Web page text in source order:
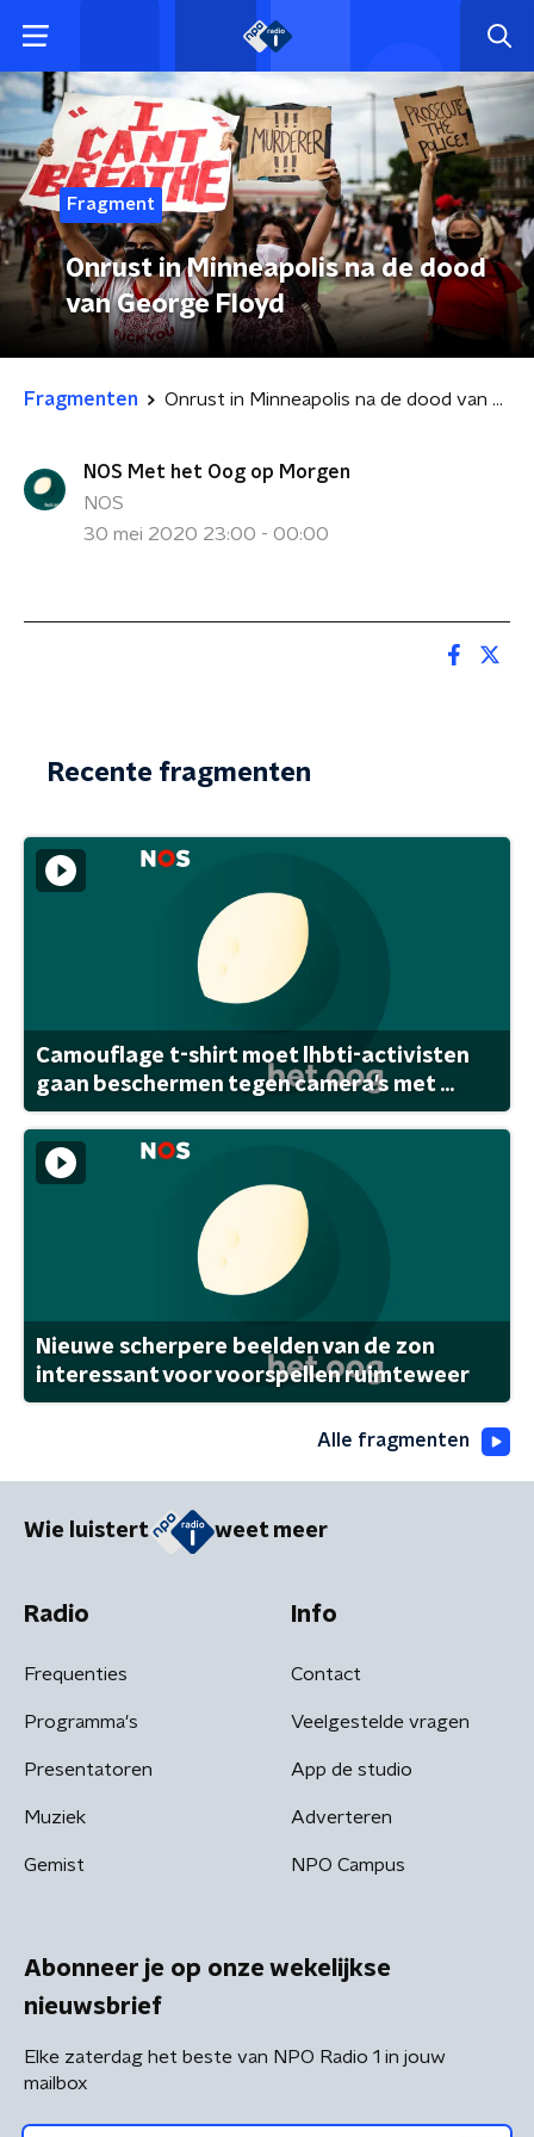
Fragment
Onrust in Minneapolis na de dood
van George Floyd
Fragmenten Onrust in Minneapolis na de dood van George Floyd
NOS Met het Oog op Morgen
NOS
30 mei 2020 23:00 - 00:00
Recente fragmenten
Camouflage t-shirt moet lhbti-activisten
gaan beschermen tegen camera's met ...
Nieuwe scherpere beelden van de zon
interessant voor voorspellen ruimteweer
Alle fragmenten
Wie luistert weet meer
Radio
Frequenties
Programma's
Presentatoren
Muziek
Gemist
Info
Contact
Veelgestelde vragen
App de studio
Adverteren
NPO Campus
Abonneer je op onze wekelijkse
nieuwsbrief
Elke zaterdag het beste van NPO Radio 1 in jouw
mailbox